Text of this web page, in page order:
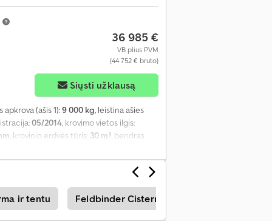
36 985 €
VB plius PVM
(44 752 € bruto)
Siųsti užklausą
apkrova (ašis 1):9 000 kg, leistina ašies
05/2014, krovimo vietos ilgis:
, krovinio erdvės tūris: 30 m³, bendras
ir tentu Feldbinder Cisternos Struktūra